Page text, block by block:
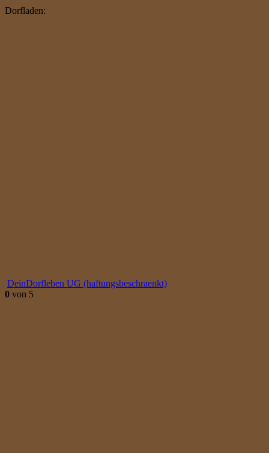
Dorfladen:
DeinDorfleben UG (haftungsbeschraenkt)
0 von 5